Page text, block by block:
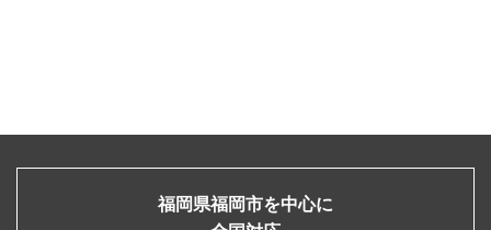
福岡県福岡市を中心に